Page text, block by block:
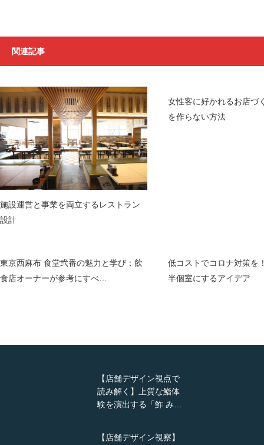
関連記事
施設運営と事業を両立するレストラン
設計
女性客に好かれるお店づ
を作らない方法
東京西麻布 食堂弐番の魅力と学び：飲
食店オーナーが参考にすべ…
低コストでコロナ対策を
半個室にするアイデア
【店舗デザイン視点で
読み解く】上質な鮨体
験を演出する「鮓 み…
【店舗デザイン視察】